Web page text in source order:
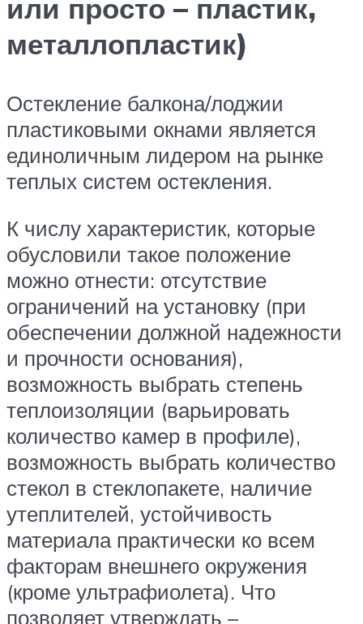
или просто – пластик,
металлопластик)
Остекление балкона/лоджии
пластиковыми окнами является
единоличным лидером на рынке
теплых систем остекления.
К числу характеристик, которые
обусловили такое положение
можно отнести: отсутствие
ограничений на установку (при
обеспечении должной надежности
и прочности основания),
возможность выбрать степень
теплоизоляции (варьировать
количество камер в профиле),
возможность выбрать количество
стекол в стеклопакете, наличие
утеплителей, устойчивость
материала практически ко всем
факторам внешнего окружения
(кроме ультрафиолета). Что
позволяет утверждать –